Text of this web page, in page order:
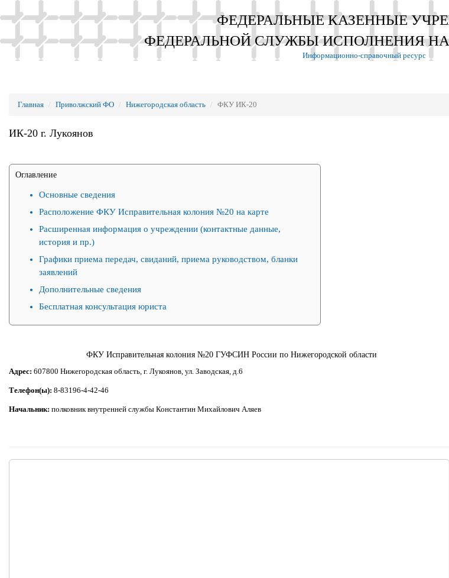
ФЕДЕРАЛЬНЫЕ КАЗЕННЫЕ
ФЕДЕРАЛЬНОЙ СЛУЖБЫ ИСПОЛНЕНИЯ
Информационно-справочный ресурс
Главная Приволжский ФО Нижегородская область ФКУ ИК-20
ИК-20 г. Лукоянов
Оглавление
Основные сведения
Расположение ФКУ Исправительная колония №20 на карте
Расширенная информация о учреждении (контактные данные,
история и пр.)
Графики приема передач, свиданий, приема руководством, бланки
заявлений
Дополнительные сведения
Бесплатная консультация юриста
ФКУ Исправительная колония №20 ГУФСИН России по Нижегородской области
Адрес: 607800 Нижегородская область, г. Лукоянов, ул. Заводская, д.6
Телефон(ы): 8-83196-4-42-46
Начальник: полковник внутренней службы Константин Михайлович Аляев